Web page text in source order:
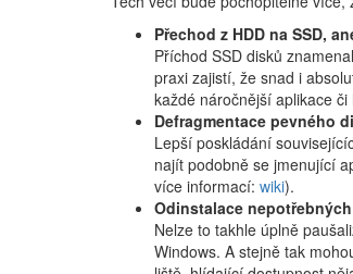
Přechod z HDD na SSD,
Příchod SSD disků
praxi zajistí, že snad i
každé náročnější aplikace
Defragmentace pevného
Lepší poskládání
najít podobně se jmenující
více informací: wiki).
Odinstalace
Nelze to takhle úplně
Windows. A stejně tak